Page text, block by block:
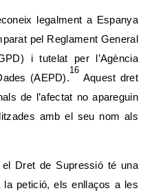
legalment a Espanya
pel Reglament General
i tutelat per l’Agència
(AEPD).
16
Aquest dret
de l’afectat no apareguin
amb el seu nom als
Dret de Supressió té una
la petició, els enllaços a les